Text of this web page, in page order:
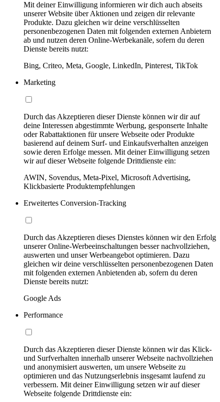
Mit deiner Einwilligung informieren wir dich auch abseits
unserer Website über Aktionen und zeigen dir relevante
Produkte. Dazu gleichen wir deine verschlüsselten
personenbezogenen Daten mit folgenden externen Anbietern
ab und nutzen deren Online-Werbekanäle, sofern du deren
Dienste bereits nutzt:
Bing, Criteo, Meta, Google, LinkedIn, Pinterest, TikTok
Marketing
Durch das Akzeptieren dieser Dienste können wir dir auf
deine Interessen abgestimmte Werbung, gesponserte Inhalte
oder Rabattaktionen für unsere Webseite oder Produkte
basierend auf deinem Surf- und Einkaufsverhalten anzeigen
sowie deren Erfolge messen. Mit deiner Einwilligung setzen
wir auf dieser Webseite folgende Drittdienste ein:
AWIN, Sovendus, Meta-Pixel, Microsoft Advertising,
Klickbasierte Produktempfehlungen
Erweitertes Conversion-Tracking
Durch das Akzeptieren dieses Dienstes können wir den Erfolg
unserer Online-Werbeeinschaltungen besser nachvollziehen,
auswerten und unser Werbeangebot optimieren. Dazu
gleichen wir deine verschlüsselten personenbezogenen Daten
mit folgenden externen Anbietenden ab, sofern du deren
Dienste bereits nutzt:
Google Ads
Performance
Durch das Akzeptieren dieser Dienste können wir das Klick-
und Surfverhalten innerhalb unserer Webseite nachvollziehen
und anonymisiert auswerten, um unsere Webseite zu
optimieren und das Nutzungserlebnis insgesamt laufend zu
verbessern. Mit deiner Einwilligung setzen wir auf dieser
Webseite folgende Drittdienste ein: